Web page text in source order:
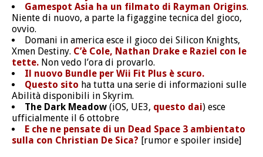
Gamespot Asia ha un filmato di Rayman Origins.
Niente di nuovo, a parte la figaggine tecnica del gioco,
ovvio.
Domani in america esce il gioco dei Silicon Knights,
Xmen Destiny. C’è Cole, Nathan Drake e Raziel con le
tette. Non vedo l’ora di provarlo.
Il nuovo Bundle per Wii Fit Plus è scuro.
Questo sito ha tutta una serie di informazioni sulle
Abilità disponibili in Skyrim.
The Dark Meadow (iOS, UE3, questo dai) esce
ufficialmente il 6 ottobre
E che ne pensate di un Dead Space 3 ambientato
sulla con Christian De Sica? [rumor e spoiler inside]